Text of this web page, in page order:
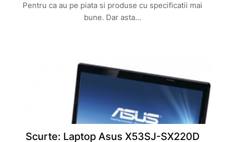
Pentru ca au pe piata si produse cu specificatii mai
bune. Dar asta…
Scurte: Laptop Asus X53SJ-SX220D